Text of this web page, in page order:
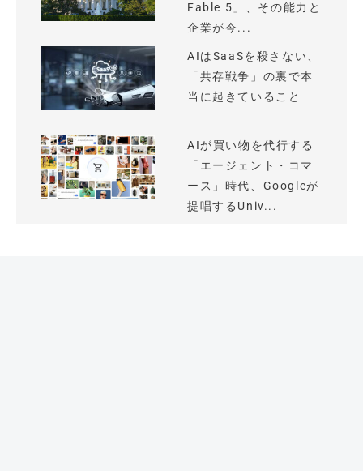
Fable 5」、その能力と
企業が今...
AIはSaaSを殺さない、
「共存戦争」の裏で本
当に起きていること
AIが買い物を代行する
「エージェント・コマ
ース」時代、Googleが
提唱するUniv...